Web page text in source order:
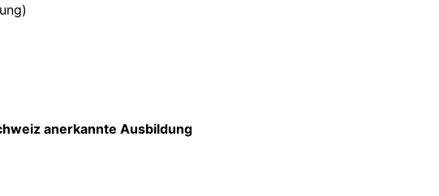
anerkannte Ausbildung